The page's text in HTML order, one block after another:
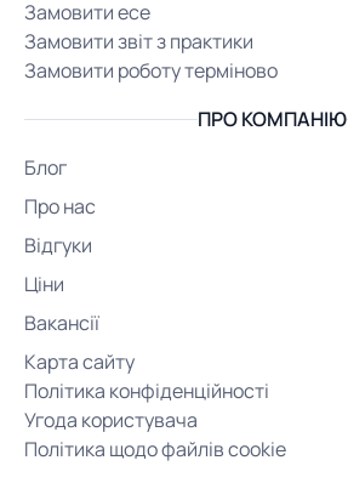
Замовити есе
Замовити звіт з практики
Замовити роботу терміново
ПРО КОМПАНІЮ
Блог
Про нас
Відгуки
Ціни
Вакансії
Карта сайту
Політика конфіденційності
Угода користувача
Політика щодо файлів cookie